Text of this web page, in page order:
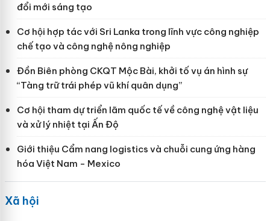
đổi mới sáng tạo
Cơ hội hợp tác với Sri Lanka trong lĩnh vực công nghiệp
chế tạo và công nghệ nông nghiệp
Đồn Biên phòng CKQT Mộc Bài, khởi tố vụ án hình sự
“Tàng trữ trái phép vũ khí quân dụng”
Cơ hội tham dự triển lãm quốc tế về công nghệ vật liệu
và xử lý nhiệt tại Ấn Độ
Giới thiệu Cẩm nang logistics và chuỗi cung ứng hàng
hóa Việt Nam - Mexico
Xã hội